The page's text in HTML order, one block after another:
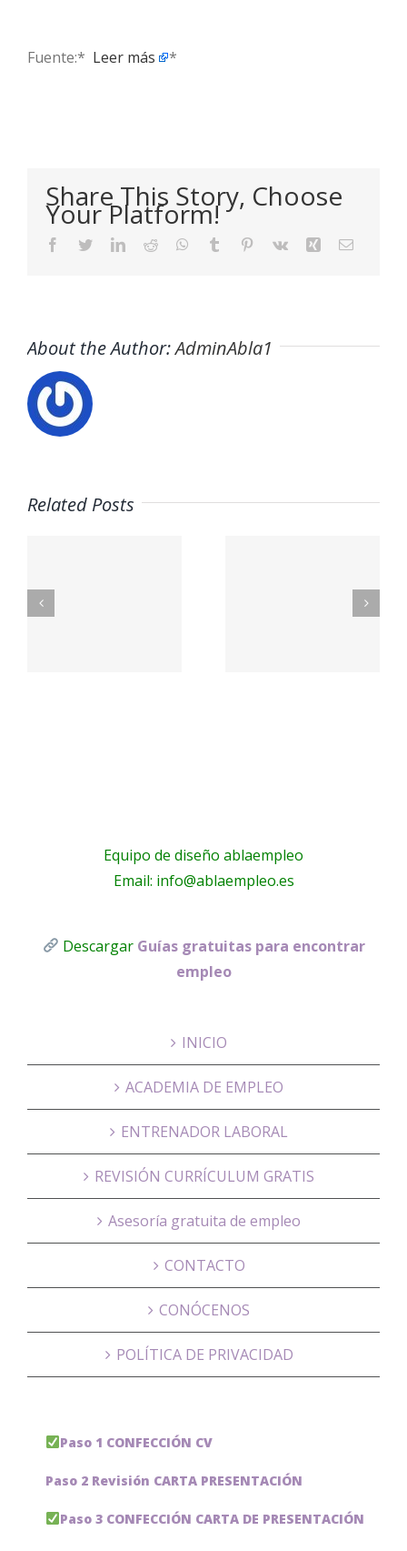
Fuente:* ​ Leer más *
Share This Story, Choose
Your Platform!
Facebook
TwitterLinkedIn
Reddit WhatsApp
Tumblr Pinterest
Vk Xing Email
About the Author:AdminAbla1
Related Posts
nosotros
Equipo de diseño ablaempleo
Email: info@ablaempleo.es
Descargar Guías gratuitas para encontrar
empleo
INICIO
ACADEMIA DE EMPLEO
ENTRENADOR LABORAL
REVISIÓN CURRÍCULUM GRATIS
Asesoría gratuita de empleo
CONTACTO
CONÓCENOS
POLÍTICA DE PRIVACIDAD
Paso 1 CONFECCIÓN CV
Paso 2 Revisión CARTA PRESENTACIÓN
Paso 3 CONFECCIÓN CARTA DE PRESENTACIÓN